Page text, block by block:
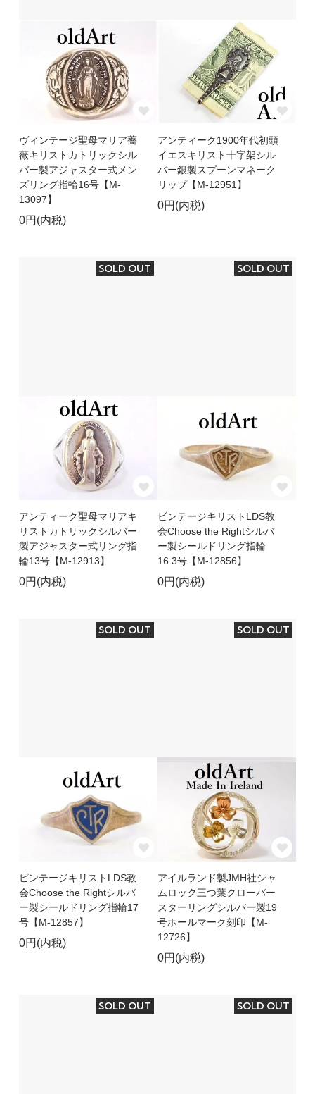
ヴィンテージ聖母マリア薔
薇キリストカトリックシル
バー製アジャスター式メン
ズリング指輪16号【M-
13097】
0円(内税)
アンティーク1900年代初頭
イエスキリスト十字架シル
バー銀製スプーンマネーク
リップ【M-12951】
0円(内税)
SOLD OUT
アンティーク聖母マリアキ
リストカトリックシルバー
製アジャスター式リング指
輪13号【M-12913】
0円(内税)
SOLD OUT
ビンテージキリストLDS教
会Choose the Rightシルバ
ー製シールドリング指輪
16.3号【M-12856】
0円(内税)
SOLD OUT
ビンテージキリストLDS教
会Choose the Rightシルバ
ー製シールドリング指輪17
号【M-12857】
0円(内税)
SOLD OUT
アイルランド製JMH社シャ
ムロック三つ葉クローバー
スターリングシルバー製19
号ホールマーク刻印【M-
12726】
0円(内税)
SOLD OUT SOLD OUT